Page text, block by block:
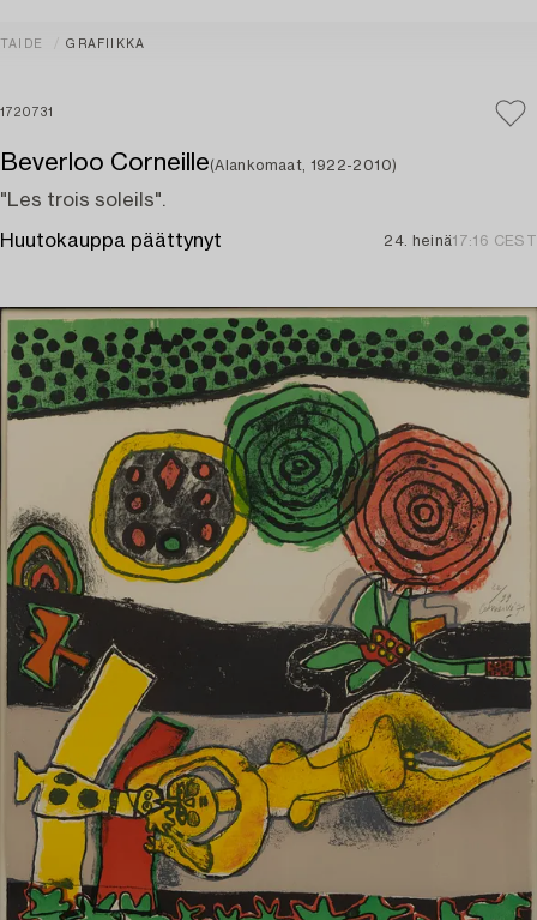
TAIDE GRAFIIKKA
1720731
Beverloo Corneille(Alankomaat, 1922-2010)
"Les trois soleils".
Huutokauppa päättynyt 24. heinä17:16 CEST